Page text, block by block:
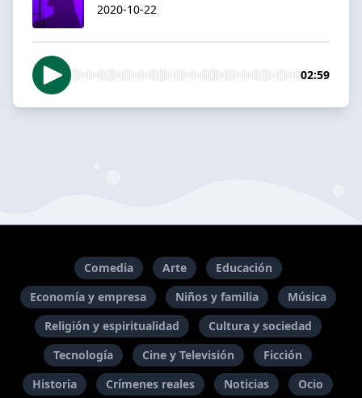
2020-10-22
02:59
Comedia Arte
Educación
Economía y empresa
Niños y familia
Música
Religión y espiritualidad
Cultura y sociedad
Tecnología
Cine y Televisión
Ficción
Historia
Crímenes reales Noticias Ocio